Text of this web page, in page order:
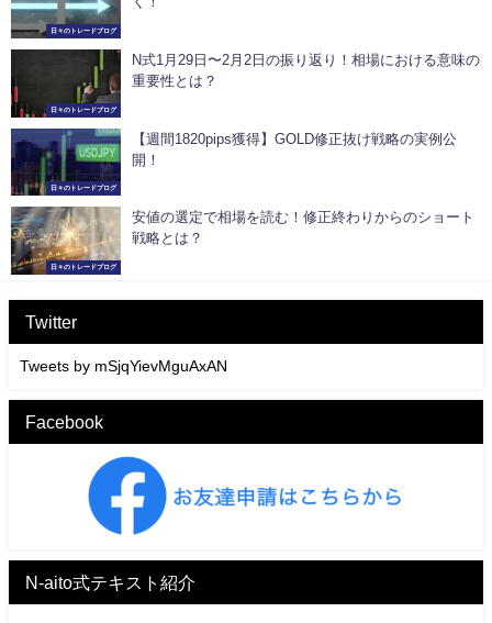
日々のトレードブログ
日々のトレードブログ
N式1月29日〜2月2日の振り返り！相場における意味の
重要性とは？
日々のトレードブログ
【週間1820pips獲得】GOLD修正抜け戦略の実例公
開！
日々のトレードブログ
安値の選定で相場を読む！修正終わりからのショート
戦略とは？
Twitter
Tweets by mSjqYievMguAxAN
Facebook
N-aito式テキスト紹介